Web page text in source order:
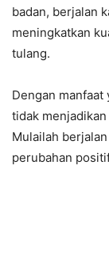
badan, berjalan
meningkatkan
tulang.
Dengan manfaat
tidak
Mulailah
perubahan